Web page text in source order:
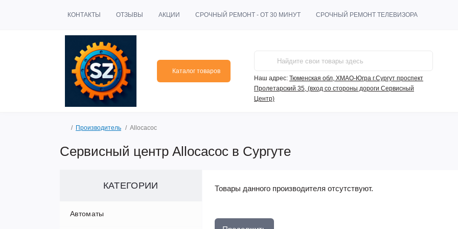
КОНТАКТЫ ОТЗЫВЫ АКЦИИ СРОЧНЫЙ РЕМОНТ - ОТ 30 МИНУТ СРОЧНЫЙ РЕМОНТ ТЕЛЕВИЗОРА
Каталог товаров
Наш адрес: Тюменская обл, ХМАО-Югра г.Сургут проспект
Пролетарский 35, (вход со стороны дороги Сервисный
Центр)
Производитель Allocacoc
Сервисный центр Allocacoc в Сургуте
КАТЕГОРИИ
Автоматы
Товары данного производителя отсутствуют.